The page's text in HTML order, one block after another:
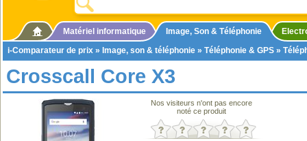
Matériel informatique Image, Son & Téléphonie
i-Comparateur de prix » Image, son & téléphonie » Téléphonie & GPS »
Crosscall Core X3
Nos visiteurs n'ont pas encore
noté ce produit